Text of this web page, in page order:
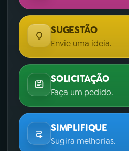
SUGESTÃO
Envie uma ideia.
SOLICITAÇÃO
Faça um pedido.
SIMPLIFIQUE
Sugira melhorias.